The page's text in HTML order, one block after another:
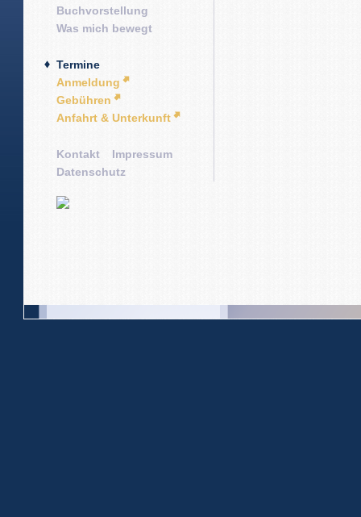
Buchvorstellung
Was mich bewegt
Termine
Anmeldung
Gebühren
Anfahrt & Unterkunft
Kontakt
Impressum
Datenschutz